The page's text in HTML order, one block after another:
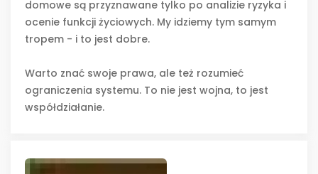
domowe są przyznawane tylko po analizie ryzyka i
ocenie funkcji życiowych. My idziemy tym samym
tropem - i to jest dobre.
Warto znać swoje prawa, ale też rozumieć
ograniczenia systemu. To nie jest wojna, to jest
współdziałanie.